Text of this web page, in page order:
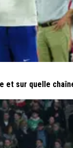
et sur quelle